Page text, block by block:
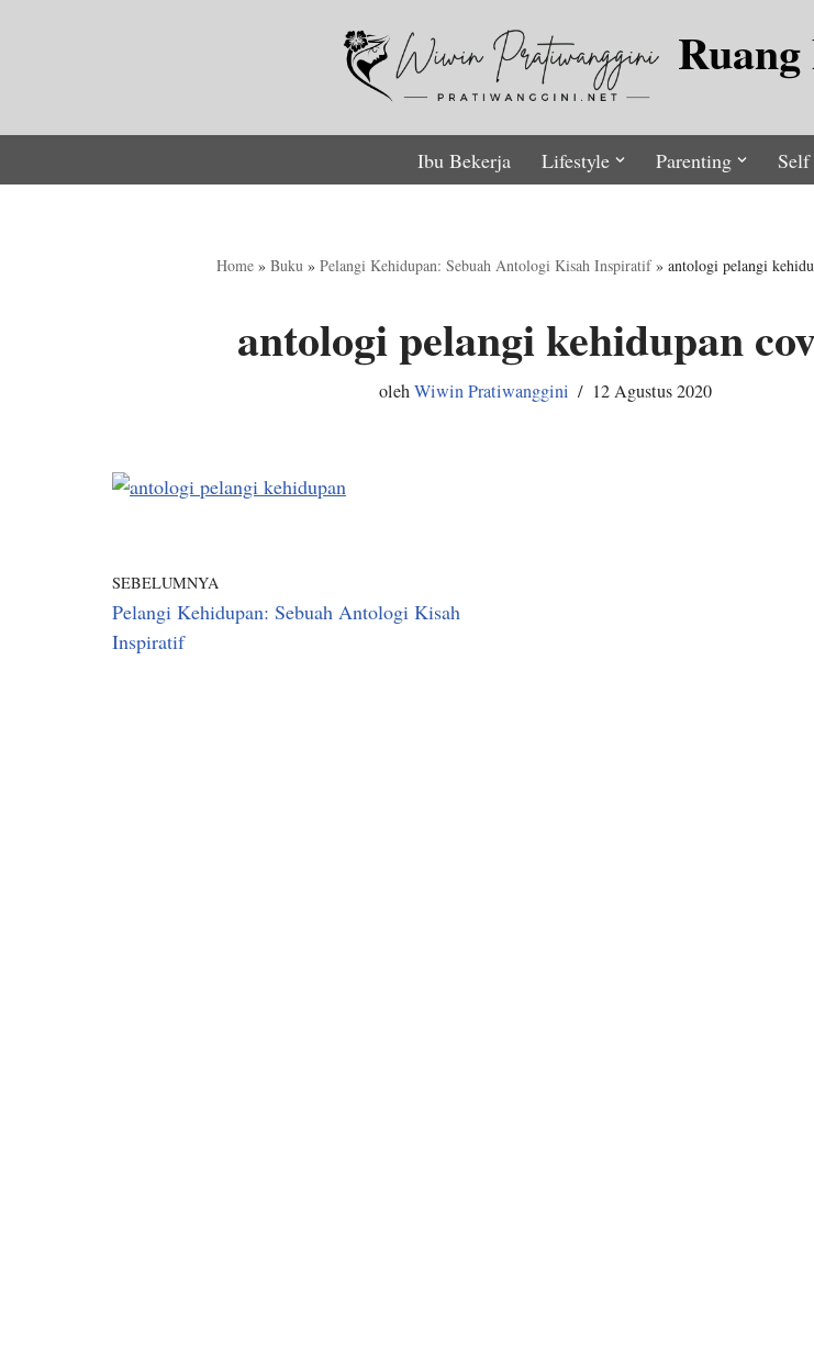
Ibu Bekerja Lifestyle Parenting
Home » Buku » Pelangi Kehidupan: Sebuah Antologi Kisah Inspiratif» antologi pelangi
antologi pelangi kehidupan
olehWiwin Pratiwanggini 12 Agustus 2020
SEBELUMNYA
Pelangi Kehidupan: Sebuah Antologi Kisah
Inspiratif